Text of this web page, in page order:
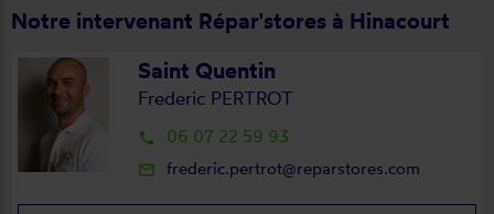
Notre intervenant Répar'stores à Hinacourt
Saint Quentin
Frederic PERTROT
local_phone 06 07 22 59 93
mail_outline frederic.pertrot@reparstores.com